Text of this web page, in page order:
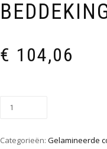
€ 104,06
Categorieën: Gelamineerde